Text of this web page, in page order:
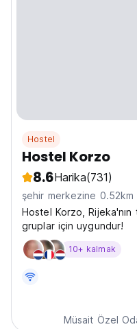
Hostel
Hostel Korzo
8.6Harika(731)
şehir merkezine 0.52km
Hostel Korzo, Rijeka'nın
gruplar için uygundur!
10+ kalmak
Müsait Özel